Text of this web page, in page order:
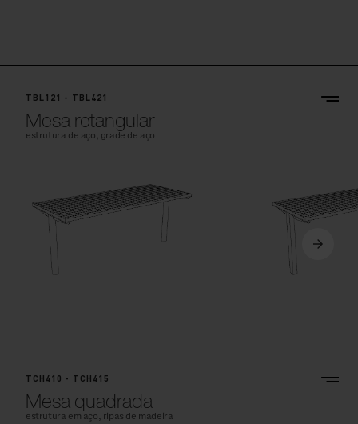
TBL121 - TBL421
Mesa retangular
estrutura de aço, grade de aço
TCH410 - TCH415
Mesa quadrada
estrutura em aço, ripas de madeira